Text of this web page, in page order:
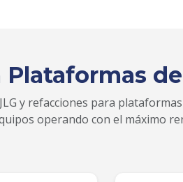
Plataformas
y refacciones para
operando con el máximo